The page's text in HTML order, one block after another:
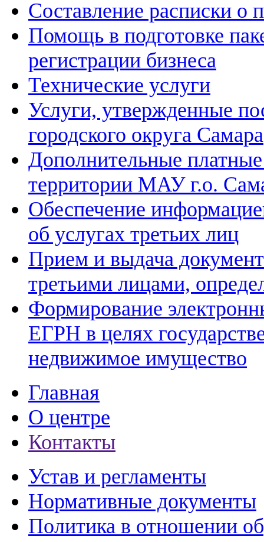
Составление расписки о
Помощь в подготовке
регистрации бизнеса
Технические услуги
Услуги, утвержденные
городского округа Самара
Дополнительные
территории МАУ г.о.
Обеспечение
об услугах третьих лиц
Прием и выдача
третьими лицами,
Формирование
ЕГРН в целях
недвижимое имущество
Главная
О центре
Контакты
Устав и регламенты
Нормативные документы
Политика в отношении